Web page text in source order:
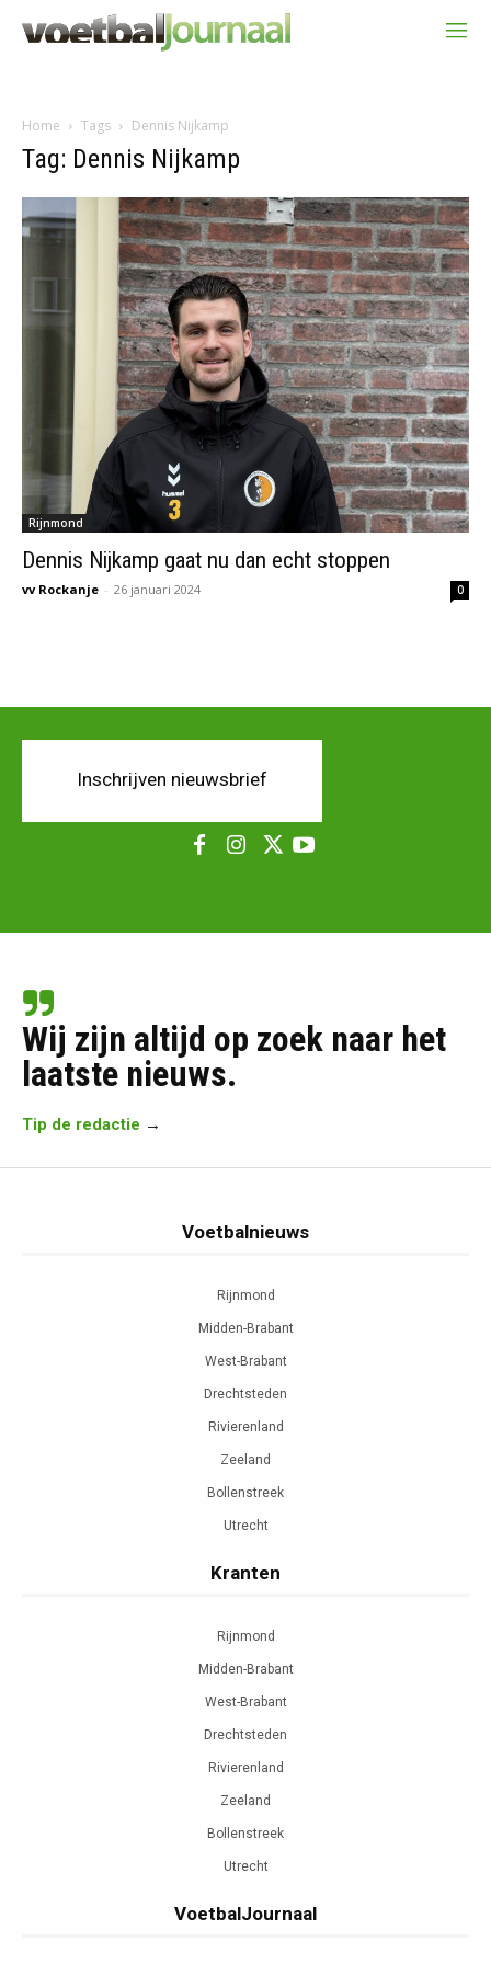
Home Tags Dennis Nijkamp
Tag: Dennis Nijkamp
Rijnmond
Dennis Nijkamp gaat nu dan echt stoppen
vv Rockanje - 26 januari 2024 0
Inschrijven nieuwsbrief
Wij zijn altijd op zoek naar het
laatste nieuws.
Tip de redactie →
Voetbalnieuws
Rijnmond
Midden-Brabant
West-Brabant
Drechtsteden
Rivierenland
Zeeland
Bollenstreek
Utrecht
Kranten
Rijnmond
Midden-Brabant
West-Brabant
Drechtsteden
Rivierenland
Zeeland
Bollenstreek
Utrecht
VoetbalJournaal